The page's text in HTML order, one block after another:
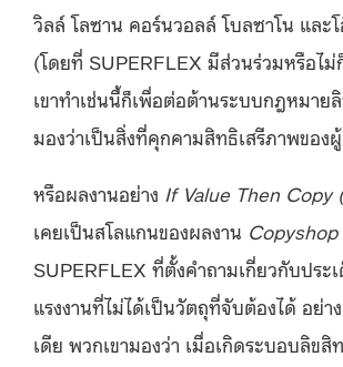
วิลล์ โลซาน คอร์นวอลล์ โบลซาโน และ
(โดยที่ SUPERFLEX มีส่วนร่วมหรือไ
เขาทำเช่นนี้ก็เพื่อต่อต้านระบบกฎหมาย
มองว่าเป็นสิ่งที่คุกคามสิทธิเสรีภาพของ
หรือผลงานอย่าง If Value Then Copy
เคยเป็นสโลแกนของผลงาน
SUPERFLEX ที่ตั้งคำถามเกี่ยวกับประ
แรงงานที่ไม่ได้เป็นวัตถุที่จับต้องได้ อย่า
เดีย พวกเขามองว่า เมื่อเกิดระบอบลิข